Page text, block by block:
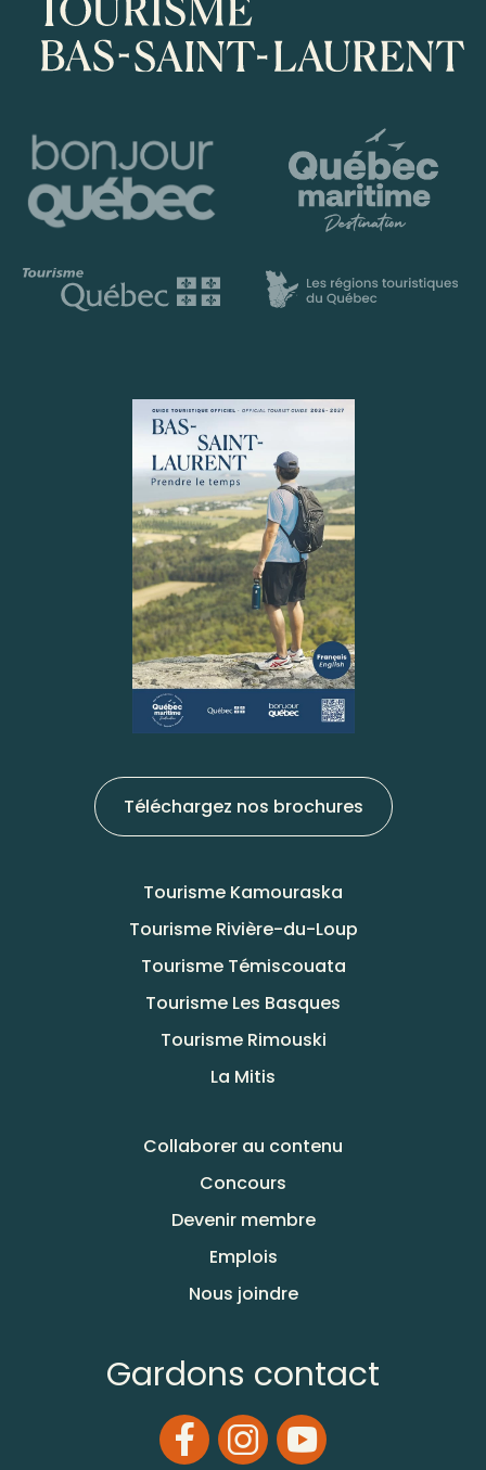
Téléchargez nos brochures
Tourisme Kamouraska
Tourisme Rivière-du-Loup
Tourisme Témiscouata
Tourisme Les Basques
Tourisme Rimouski
La Mitis
Collaborer au contenu
Concours
Devenir membre
Emplois
Nous joindre
Gardons contact